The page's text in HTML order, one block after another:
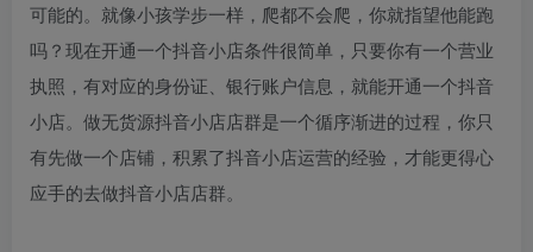
可能的。就像小孩学步一样，爬都不会爬，你就指望他能跑
吗？现在开通一个抖音小店条件很简单，只要你有一个营业
执照，有对应的身份证、银行账户信息，就能开通一个抖音
小店。做无货源抖音小店店群是一个循序渐进的过程，你只
有先做一个店铺，积累了抖音小店运营的经验，才能更得心
应手的去做抖音小店店群。